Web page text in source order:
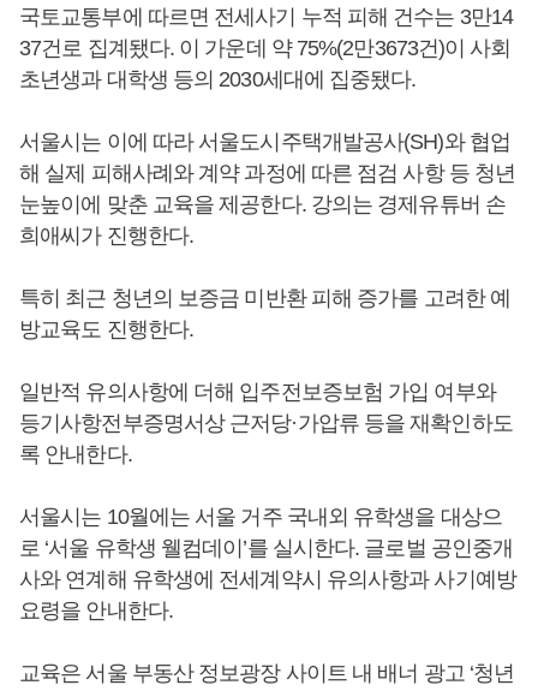
국토교통부에 따르면 전세사기 누적 피해 건수는 3만14
37건로 집계됐다. 이 가운데 약 75%(2만3673건)이 사회
초년생과 대학생 등의 2030세대에 집중됐다.
서울시는 이에 따라 서울도시주택개발공사(SH)와 협업
해 실제 피해사례와 계약 과정에 따른 점검 사항 등 청년
눈높이에 맞춘 교육을 제공한다. 강의는 경제유튜버 손
희애씨가 진행한다.
특히 최근 청년의 보증금 미반환 피해 증가를 고려한 예
방교육도 진행한다.
일반적 유의사항에 더해 입주전보증보험 가입 여부와
등기사항전부증명서상 근저당·가압류 등을 재확인하도
록 안내한다.
서울시는 10월에는 서울 거주 국내외 유학생을 대상으
로 ‘서울 유학생 웰컴데이’를 실시한다. 글로벌 공인중개
사와 연계해 유학생에 전세계약시 유의사항과 사기예방
요령을 안내한다.
교육은 서울 부동산 정보광장 사이트 내 배너 광고 ‘청년